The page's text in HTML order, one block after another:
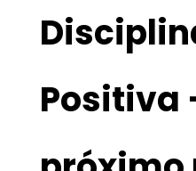
Positiva